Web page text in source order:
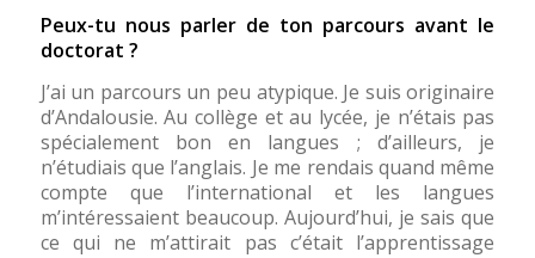
Peux-tu nous parler de ton parcours avant le
doctorat ?
J’ai un parcours un peu atypique. Je suis originaire
d’Andalousie. Au collège et au lycée, je n’étais pas
spécialement bon en langues ; d’ailleurs, je
n’étudiais que l’anglais. Je me rendais quand même
compte que l’international et les langues
m’intéressaient beaucoup. Aujourd’hui, je sais que
ce qui ne m’attirait pas c’était l’apprentissage